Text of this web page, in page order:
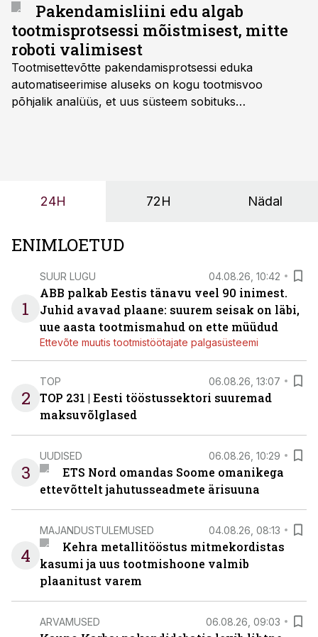
Pakendamisliini edu algab
tootmisprotsessi mõistmisest, mitte
roboti valimisest
Tootmisettevõtte pakendamisprotsessi eduka
automatiseerimise aluseks on kogu tootmisvoo
põhjalik analüüs, et uus süsteem sobituks
OÜ tegevjuht Sander Mitendorf.
24H 72H Nädal
ENIMLOETUD
1
SUUR LUGU 04.08.26, 10:42
ABB palkab Eestis tänavu veel 90 inimest.
Juhid avavad plaane: suurem seisak on läbi,
uue aasta tootmismahud on ette müüdud
Ettevõte muutis tootmistöötajate palgasüsteemi
2
TOP 06.08.26, 13:07
TOP 231 | Eesti tööstussektori suuremad
maksuvõlglased
3
UUDISED 06.08.26, 10:29
ETS Nord omandas Soome omanikega
ettevõttelt jahutusseadmete ärisuuna
4
MAJANDUSTULEMUSED 04.08.26, 08:13
Kehra metallitööstus mitmekordistas
kasumi ja uus tootmishoone valmib
plaanitust varem
ARVAMUSED 06.08.26, 09:03